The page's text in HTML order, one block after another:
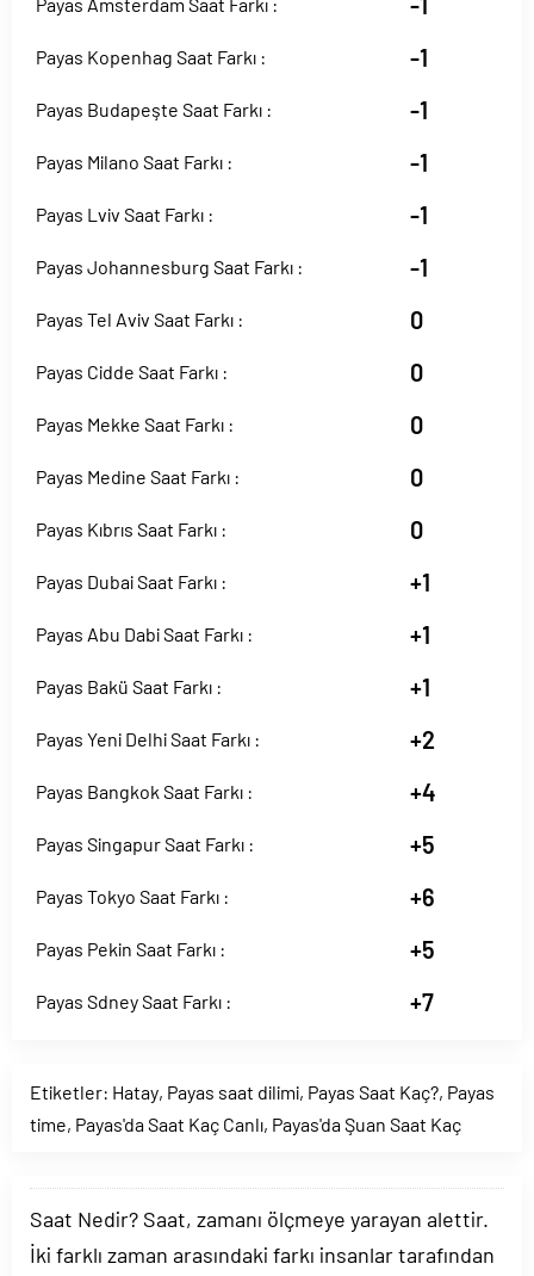
Payas Kopenhag Saat Farkı : -1
Payas Budapeşte Saat Farkı : -1
Payas Milano Saat Farkı : -1
Payas Lviv Saat Farkı : -1
Payas Johannesburg Saat Farkı : -1
Payas Tel Aviv Saat Farkı : 0
Payas Cidde Saat Farkı : 0
Payas Mekke Saat Farkı : 0
Payas Medine Saat Farkı : 0
Payas Kıbrıs Saat Farkı : 0
Payas Dubai Saat Farkı : +1
Payas Abu Dabi Saat Farkı : +1
Payas Bakü Saat Farkı : +1
Payas Yeni Delhi Saat Farkı : +2
Payas Bangkok Saat Farkı : +4
Payas Singapur Saat Farkı : +5
Payas Tokyo Saat Farkı : +6
Payas Pekin Saat Farkı : +5
Payas Sdney Saat Farkı : +7
Etiketler: Hatay, Payas saat dilimi, Payas Saat Kaç?, Payas
time, Payas'da Saat Kaç Canlı, Payas'da Şuan Saat Kaç
Saat Nedir? Saat, zamanı ölçmeye yarayan alettir.
İki farklı zaman arasındaki farkı insanlar tarafından